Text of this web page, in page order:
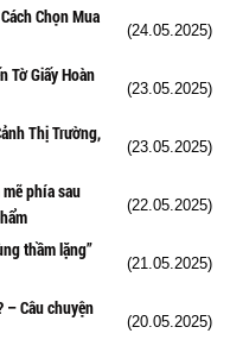
Chọn Mua
(24.05.2025)
Tờ Giấy Hoàn
(23.05.2025)
Thị Trường,
(23.05.2025)
phía sau
(22.05.2025)
thầm lặng”
(21.05.2025)
Câu chuyện
(20.05.2025)